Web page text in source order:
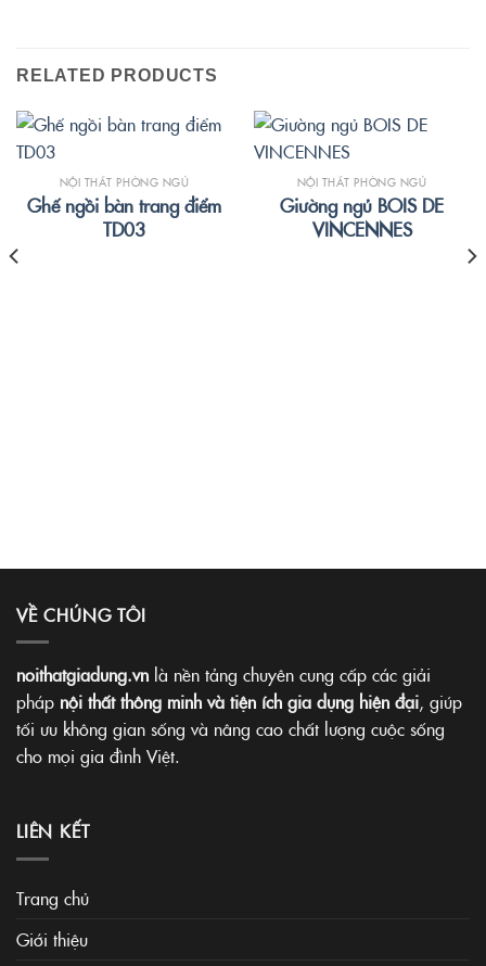
RELATED PRODUCTS
NỘI THẤT PHÒNG NGỦ
Ghế ngồi bàn trang điểm
TD03
NỘI THẤT PHÒNG NGỦ
Giường ngủ BOIS DE
VINCENNES
VỀ CHÚNG TÔI
noithatgiadung.vn là nền tảng chuyên cung cấp các giải
pháp nội thất thông minh và tiện ích gia dụng hiện đại, giúp
tối ưu không gian sống và nâng cao chất lượng cuộc sống
cho mọi gia đình Việt.
LIÊN KẾT
Trang chủ
Giới thiệu